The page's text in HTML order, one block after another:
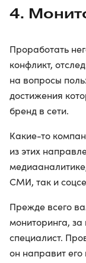
4.
Проработать
конфликт,
на вопросы
достижения
бренд в сети.
Какие-то
из этих
СМИ, так и
Прежде всего
мониторинга, за
специалист.
он направит